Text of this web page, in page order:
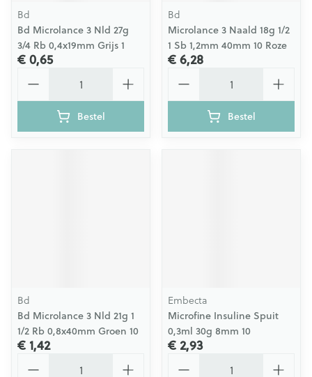
Bd
Bd Microlance 3 Nld 27g
3/4 Rb 0,4x19mm Grijs 1
€ 0,65
Bestel
Bd
Microlance 3 Naald 18g 1/2
1 Sb 1,2mm 40mm 10 Roze
€ 6,28
Bestel
Bd
Bd Microlance 3 Nld 21g 1
1/2 Rb 0,8x40mm Groen 10
€ 1,42
Embecta
Microfine Insuline Spuit
0,3ml 30g 8mm 10
€ 2,93